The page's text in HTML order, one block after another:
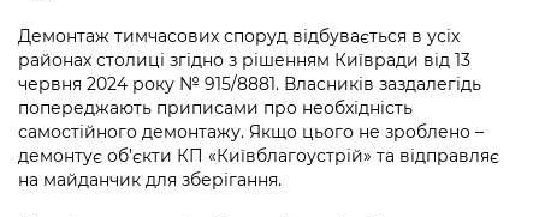
Демонтаж тимчасових споруд відбувається в усіх
районах столиці згідно з рішенням Київради від 13
червня 2024 року № 915/8881. Власників заздалегідь
попереджають приписами про необхідність
самостійного демонтажу. Якщо цього не зроблено –
демонтує об’єкти КП «Київблагоустрій» та відправляє
на майданчик для зберігання.